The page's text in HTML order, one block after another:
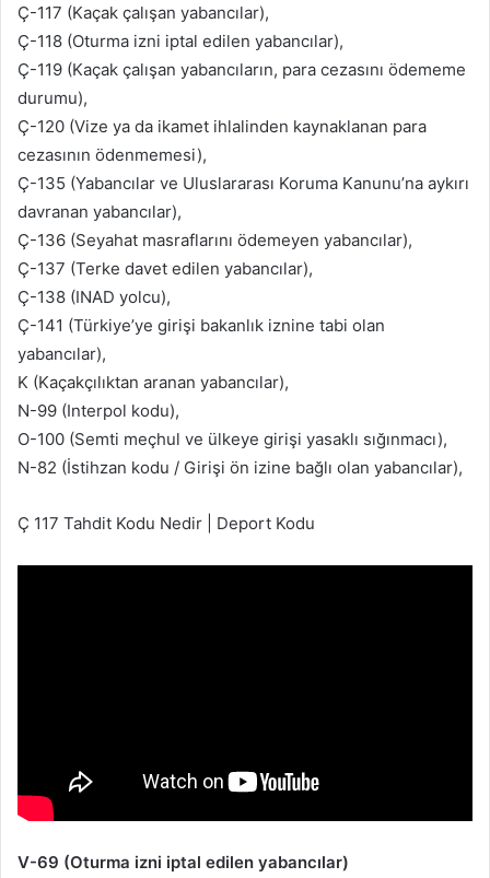
Ç-117 (Kaçak çalışan yabancılar),
Ç-118 (Oturma izni iptal edilen yabancılar),
Ç-119 (Kaçak çalışan yabancıların, para cezasını ödememe
durumu),
Ç-120 (Vize ya da ikamet ihlalinden kaynaklanan para
cezasının ödenmemesi),
Ç-135 (Yabancılar ve Uluslararası Koruma Kanunu’na aykırı
davranan yabancılar),
Ç-136 (Seyahat masraflarını ödemeyen yabancılar),
Ç-137 (Terke davet edilen yabancılar),
Ç-138 (INAD yolcu),
Ç-141 (Türkiye’ye girişi bakanlık iznine tabi olan
yabancılar),
K (Kaçakçılıktan aranan yabancılar),
N-99 (Interpol kodu),
O-100 (Semti meçhul ve ülkeye girişi yasaklı sığınmacı),
N-82 (İstihzan kodu / Girişi ön izine bağlı olan yabancılar),
Ç 117 Tahdit Kodu Nedir | Deport Kodu
V-69 (Oturma izni iptal edilen yabancılar)